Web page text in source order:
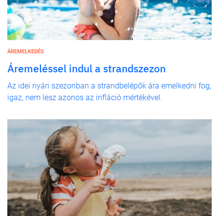
ÁREMELKEDÉS
Áremeléssel indul a strandszezon
Az idei nyári szezonban a strandbelépők ára emelkedni fog,
igaz, nem lesz azonos az infláció mértékével.